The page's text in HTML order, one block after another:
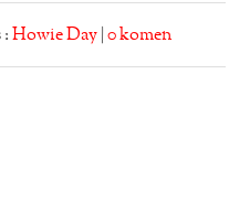
:Howie Day |0 komen